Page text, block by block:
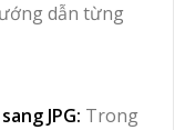
dẫn từng
JPG: Trong